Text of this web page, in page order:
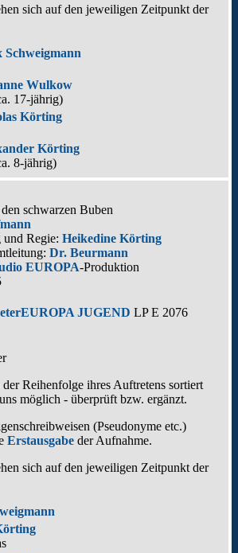
sich auf den jeweiligen Zeitpunkt der
Schweigmann
Wulkow
17‑jährig)
Körting
Körting
8‑jährig)
schwarzen Buben
und Regie: Heikedine Körting
Dr. Beurmann
EUROPA-Produktion
EUROPA JUGEND LP E 2076
derReihenfolge ihres Auftretens sortiert
möglich - überprüft bzw. ergänzt.
(Pseudonyme etc.)
Erstausgabe der Aufnahme.
sich auf den jeweiligen Zeitpunkt der